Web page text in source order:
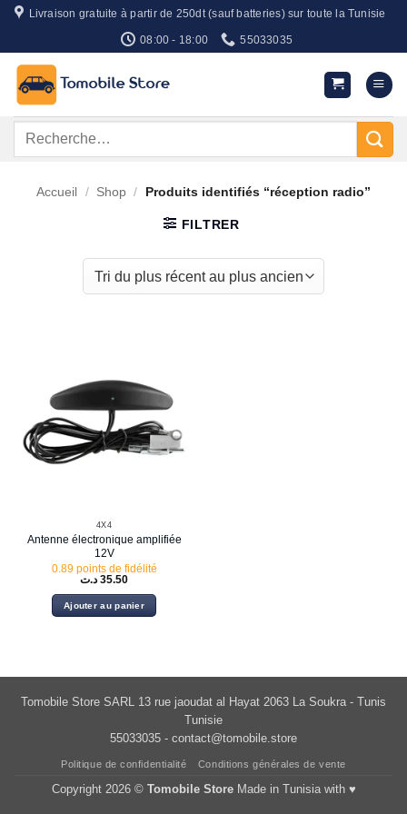
Passer
contenu
Livraison gratuite à partir de 250dt (sauf batteries) sur toute la Tunisie
08:00 - 18:00 55033035
Recherche
Accueil / Shop / Produits identifiés “réception radio”
FILTRER
4X4
Antenne électronique amplifiée
12V
0.89 points de fidélité
35.50 د.ت
Ajouter au panier
Tomobile Store SARL 13 rue jaoudat al Hayat 2063 La Soukra - Tunis
Tunisie
55033035 - contact@tomobile.store
Politique de confidentialité Conditions générales de vente
Copyright 2026 © Tomobile StoreMade in Tunisia with ♥